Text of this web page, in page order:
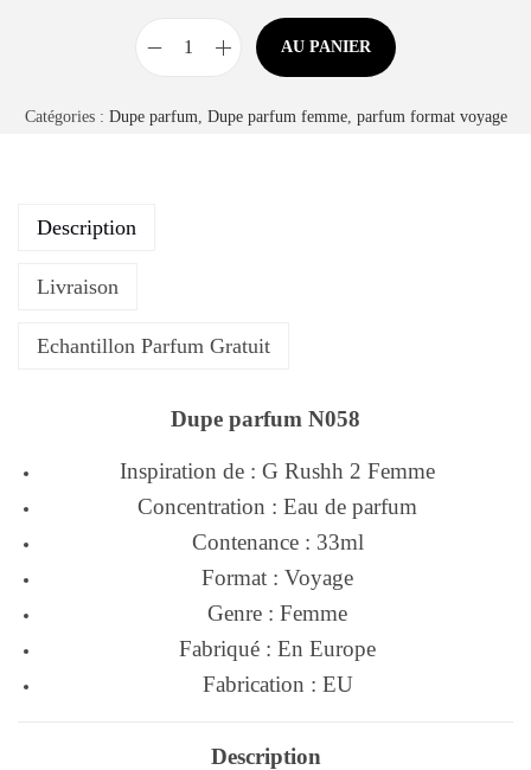
AU PANIER
Catégories : Dupe parfum, Dupe parfum femme, parfum format voyage
Description
Livraison
Echantillon Parfum Gratuit
Dupe parfum N058
Inspiration de : G Rushh 2 Femme
Concentration : Eau de parfum
Contenance : 33ml
Format : Voyage
Genre : Femme
Fabriqué : En Europe
Fabrication : EU
Description